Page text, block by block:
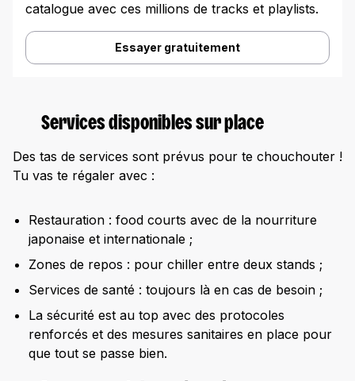
catalogue avec ces millions de tracks et playlists.
Essayer gratuitement
Services disponibles sur place
Des tas de services sont prévus pour te chouchouter !
Tu vas te régaler avec :
Restauration : food courts avec de la nourriture
japonaise et internationale ;
Zones de repos : pour chiller entre deux stands ;
Services de santé : toujours là en cas de besoin ;
La sécurité est au top avec des protocoles
renforcés et des mesures sanitaires en place pour
que tout se passe bien.